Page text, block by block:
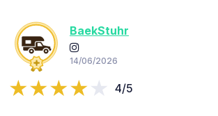
BaekStuhr
14/06/2026
4/5